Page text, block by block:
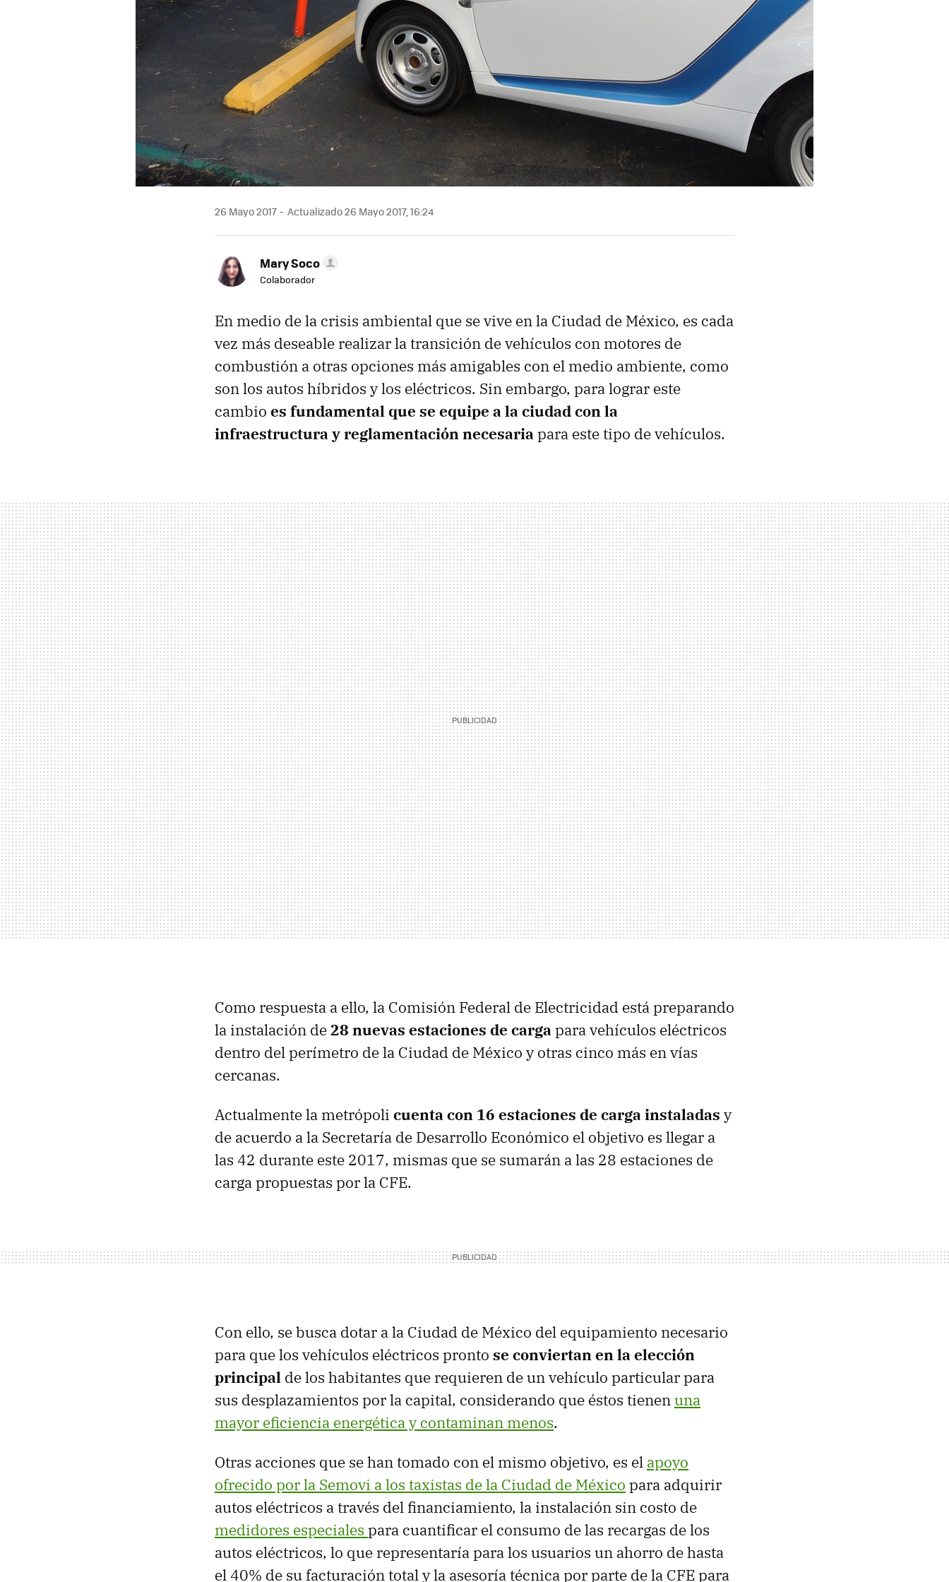
26 Mayo 2017 Actualizado 26 Mayo 2017, 16:24
Mary Soco
Colaborador
En medio de la crisis ambiental que se vive en la Ciudad de México, es cada
vez más deseable realizar la transición de vehículos con motores de
combustión a otras opciones más amigables con el medio ambiente, como
son los autos híbridos y los eléctricos. Sin embargo, para lograr este
cambio es fundamental que se equipe a la ciudad con la
infraestructura y reglamentación necesaria para este tipo de vehículos.
Como respuesta a ello, la Comisión Federal de Electricidad está preparando
la instalación de28 nuevas estaciones de carga para vehículos eléctricos
dentro del perímetro de la Ciudad de México y otras cinco más en vías
cercanas.
Actualmente la metrópoli cuenta con 16 estaciones de carga instaladas y
de acuerdo a la Secretaría de Desarrollo Económico el objetivo es llegar a
las 42 durante este 2017, mismas que se sumarán a las 28 estaciones de
carga propuestas por la CFE.
Con ello, se busca dotar a la Ciudad de México del equipamiento necesario
para que los vehículos eléctricos pronto se conviertan en la elección
principal de los habitantes que requieren de un vehículo particular para
sus desplazamientos por la capital, considerando que éstos tienenuna
mayor eficiencia energética y contaminan menos.
Otras acciones que se han tomado con el mismo objetivo, es el apoyo
ofrecido por la Semovi a los taxistas de la Ciudad de México para adquirir
autos eléctricos a través del financiamiento, la instalación sin costo de
medidores especiales para cuantificar el consumo de las recargas de los
autos eléctricos, lo que representaría para los usuarios un ahorro de hasta
el 40% de su facturación total y la asesoría técnica por parte de la CFE para